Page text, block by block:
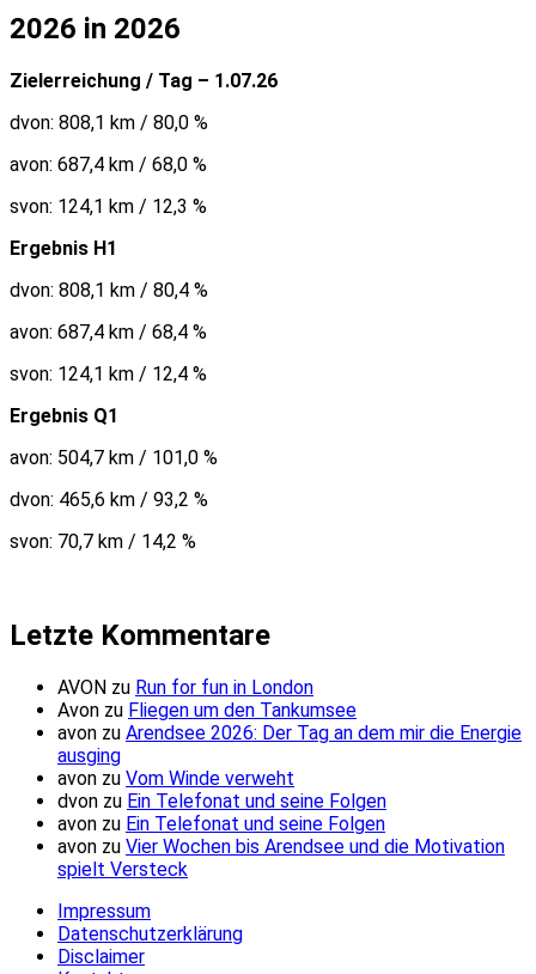
2026 in 2026
Zielerreichung / Tag – 1.07.26
dvon: 808,1 km / 80,0 %
avon: 687,4 km / 68,0 %
svon: 124,1 km / 12,3 %
Ergebnis H1
dvon: 808,1 km / 80,4 %
avon: 687,4 km / 68,4 %
svon: 124,1 km / 12,4 %
Ergebnis Q1
avon: 504,7 km / 101,0 %
dvon: 465,6 km / 93,2 %
svon: 70,7 km / 14,2 %
Letzte Kommentare
AVON zu Run for fun in London
Avon zu Fliegen um den Tankumsee
avon zu Arendsee 2026: Der Tag an dem mir die Energie
ausging
avon zu Vom Winde verweht
dvon zu Ein Telefonat und seine Folgen
avon zu Ein Telefonat und seine Folgen
avon zu Vier Wochen bis Arendsee und die Motivation
spielt Versteck
Impressum
Datenschutzerklärung
Disclaimer